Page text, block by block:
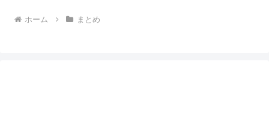
ホーム まとめ